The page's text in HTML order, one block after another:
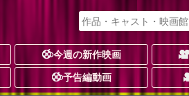
今週の新作映画
予告編動画